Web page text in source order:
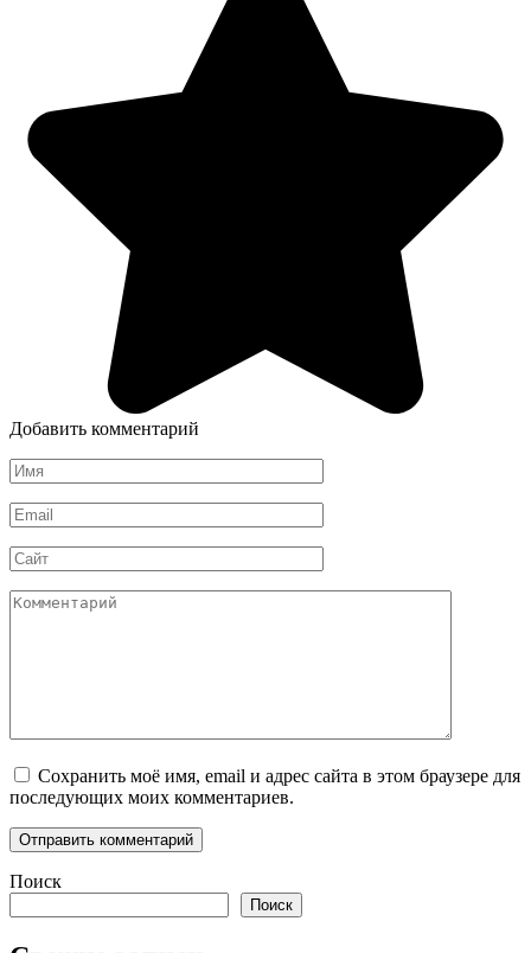
Добавить комментарий
Имя
*
Email
*
Сайт
Комментарий
Сохранить моё имя, email и адрес сайта в этом браузере для
последующих моих комментариев.
Поиск
Поиск